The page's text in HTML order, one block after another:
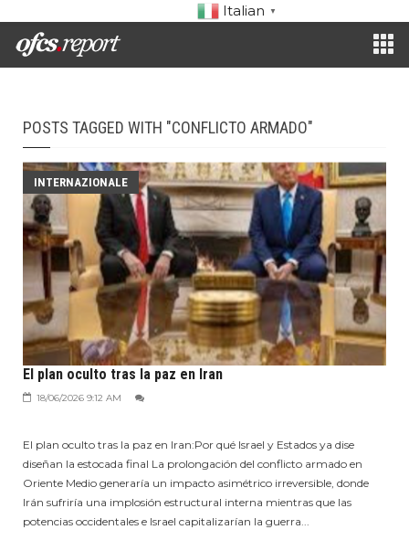
Italian ▼
POSTS TAGGED WITH "CONFLICTO ARMADO"
INTERNAZIONALE
El plan oculto tras la paz en Iran
18/06/2026 9:12 AM
El plan oculto tras la paz en Iran:Por qué Israel y Estados ya dise
diseñan la estocada final La prolongación del conflicto armado en
Oriente Medio generaría un impacto asimétrico irreversible, donde
Irán sufriría una implosión estructural interna mientras que las
potencias occidentales e Israel capitalizarían la guerra...